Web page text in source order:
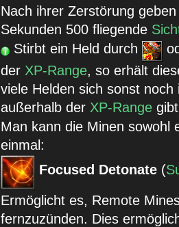
Nach ihrer Zerstörung
Sekunden 500 fliegende
Stirbt ein Held durch
der XP-Range, so erhält
viele Helden sich sonst
außerhalb der XP-Range
Man kann die Minen sowohl
einmal:
Focused Detonate (
Ermöglicht es, Remote
fernzuzünden. Dies